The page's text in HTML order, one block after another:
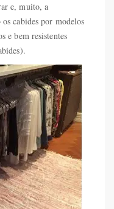
e, muito, a
cabides por modelos
e bem resistentes